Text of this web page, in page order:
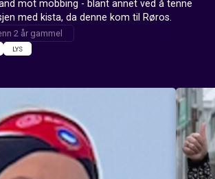
mot mobbing - blant annet ved å tenne
med kista, da denne kom til Røros.
2 år gammel
LYS